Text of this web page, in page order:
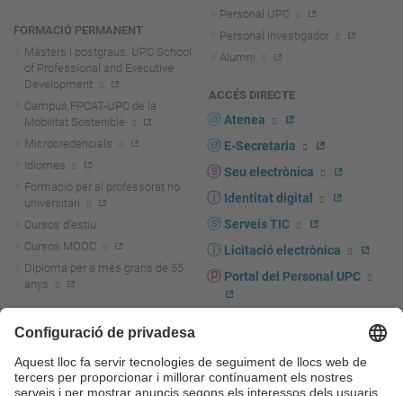
FORMACIÓ PERMANENT
Màsters i postgraus. UPC School
of Professional and Executive
Development
Campus FPCAT-UPC de la
Mobilitat Sostenible
Microcredencials
Idiomes
Formació per al professorat no
universitari
Cursos d'estiu
Cursos MOOC
Diploma per a més grans de 55
anys
Actualitat R+D+I
La recerca a la UPC
La transferència, l'emprenedoria i
Personal UPC
Personal investigador
Alumni
ACCÉS DIRECTE
Atenea
E-Secretaria
Seu electrònica
Identitat digital
Serveis TIC
Licitació electrònica
Portal del Personal UPC
UPCshop, marxandatge